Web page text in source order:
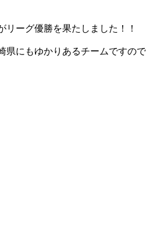
ーグ優勝を果たしました！！
にもゆかりあるチームですの